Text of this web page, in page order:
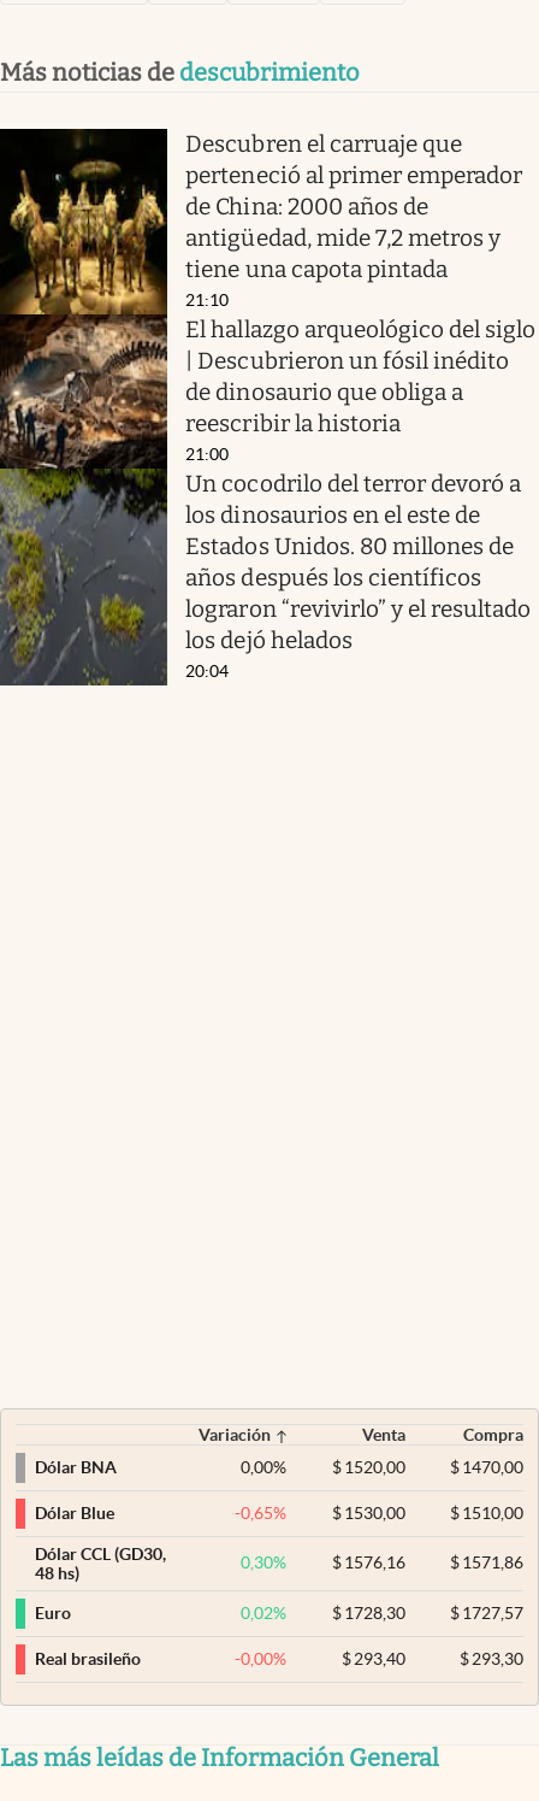
Más noticias de descubrimiento
Descubren el carruaje que
perteneció al primer emperador
de China: 2000 años de
antigüedad, mide 7,2 metros y
tiene una capota pintada
21:10
El hallazgo arqueológico del siglo
| Descubrieron un fósil inédito
de dinosaurio que obliga a
reescribir la historia
21:00
Un cocodrilo del terror devoró a
los dinosaurios en el este de
Estados Unidos. 80 millones de
años después los científicos
lograron “revivirlo” y el resultado
los dejó helados
20:04
Variación Venta
Compra
Dólar BNA
0,00% $ 1520,00 $1470,00
Dólar Blue -0,65% $ 1530,00 $1510,00
Dólar CCL (GD30,
48 hs)
0,30% $ 1576,16 $1571,86
Euro 0,02% $ 1728,30 $1727,57
Real brasileño -0,00% $ 293,40 $293,30
Las más leídas de Información General